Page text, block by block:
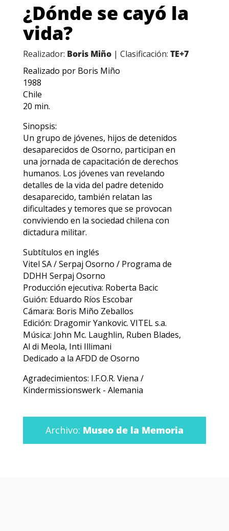
¿Dónde se cayó la
vida?
Realizador: Boris Miño| Clasificación: TE+7
Realizado por Boris Miño
1988
Chile
20 min.
Sinopsis:
Un grupo de jóvenes, hijos de detenidos
desaparecidos de Osorno, participan en
una jornada de capacitación de derechos
humanos. Los jóvenes van revelando
detalles de la vida del padre detenido
desaparecido, también relatan las
dificultades y temores que se provocan
conviviendo en la sociedad chilena con
dictadura militar.
Subtítulos en inglés
Vitel SA / Serpaj Osorno / Programa de
DDHH Serpaj Osorno
Producción ejecutiva: Roberta Bacic
Guión: Eduardo Ríos Escobar
Cámara: Boris Miño Zeballos
Edición: Dragomir Yankovic. VITEL s.a.
Música: John Mc. Laughlin, Ruben Blades,
Al di Meola, Inti Illimani
Dedicado a la AFDD de Osorno
Agradecimientos: I.F.O.R. Viena /
Kindermissionswerk - Alemania
Archivo: Museo de la Memoria